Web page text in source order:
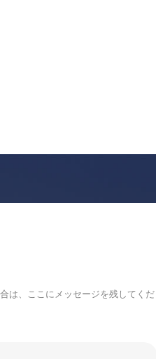
は、ここにメッセージを残してくだ